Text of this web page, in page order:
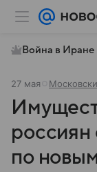
Война в Иране
27 мая
россиян
по